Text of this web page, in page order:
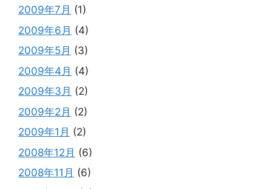
2009年7月 (1)
2009年6月 (4)
2009年5月 (3)
2009年4月 (4)
2009年3月 (2)
2009年2月 (2)
2009年1月 (2)
2008年12月 (6)
2008年11月 (6)